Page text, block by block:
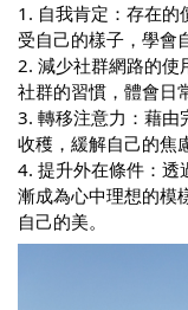
1. 自我肯定：存在的
受自己的樣子，學會
2. 減少社群網路的使
社群的習慣，體會日
3. 轉移注意力：藉由
收穫，緩解自己的焦
4. 提升外在條件：透
漸成為心中理想的模
自己的美。